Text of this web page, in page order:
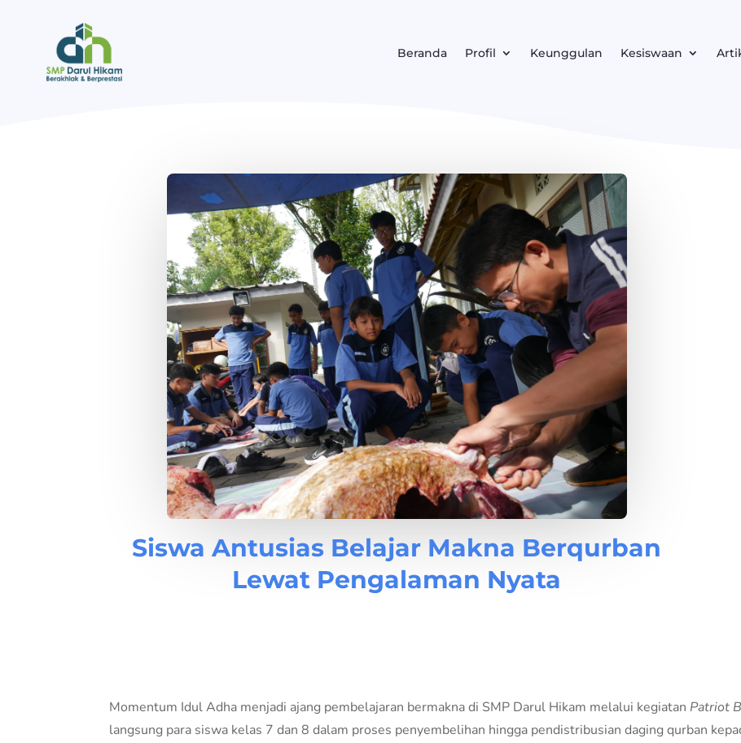
Beranda Profil Keunggulan Kesiswaan
Siswa Antusias Belajar Makna Berqurban
Lewat Pengalaman Nyata
Momentum Idul Adha menjadi ajang pembelajaran bermakna di SMP Darul Hikam melalui kegiatan Patriot
langsung para siswa kelas 7 dan 8 dalam proses penyembelihan hingga pendistribusian daging qurban